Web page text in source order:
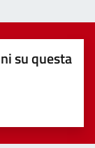
su questa